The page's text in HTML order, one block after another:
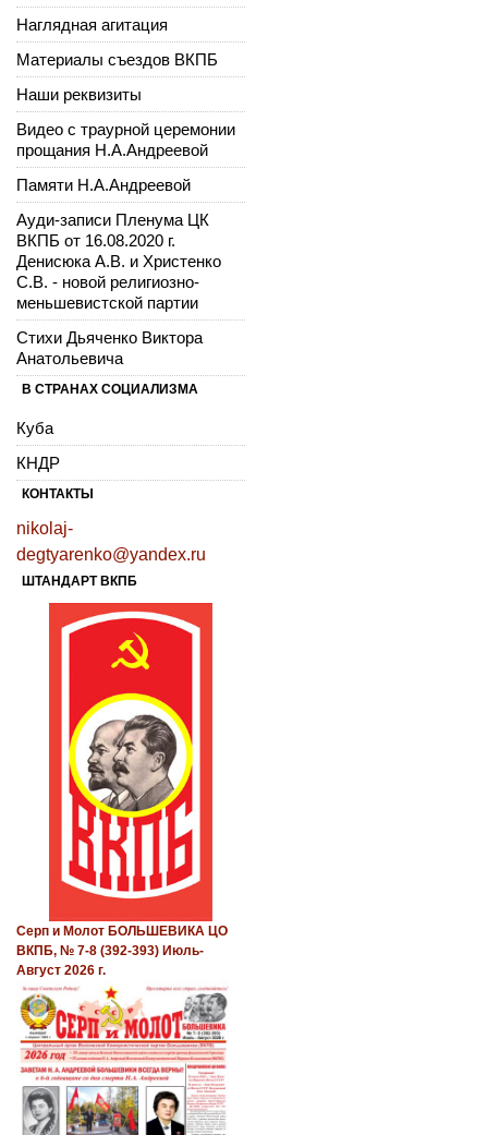
Наглядная агитация
Материалы съездов ВКПБ
Наши реквизиты
Видео с траурной церемонии
прощания Н.А.Андреевой
Памяти Н.А.Андреевой
Ауди-записи Пленума ЦК
ВКПБ от 16.08.2020 г.
Денисюка А.В. и Христенко
С.В. - новой религиозно-
меньшевистской партии
Стихи Дьяченко Виктора
Анатольевича
В СТРАНАХ СОЦИАЛИЗМА
Куба
КНДР
КОНТАКТЫ
nikolaj-
degtyarenko@yandex.ru
ШТАНДАРТ ВКПБ
Серп и Молот БОЛЬШЕВИКА ЦО
ВКПБ, № 7-8 (392-393) Июль-
Август 2026 г.